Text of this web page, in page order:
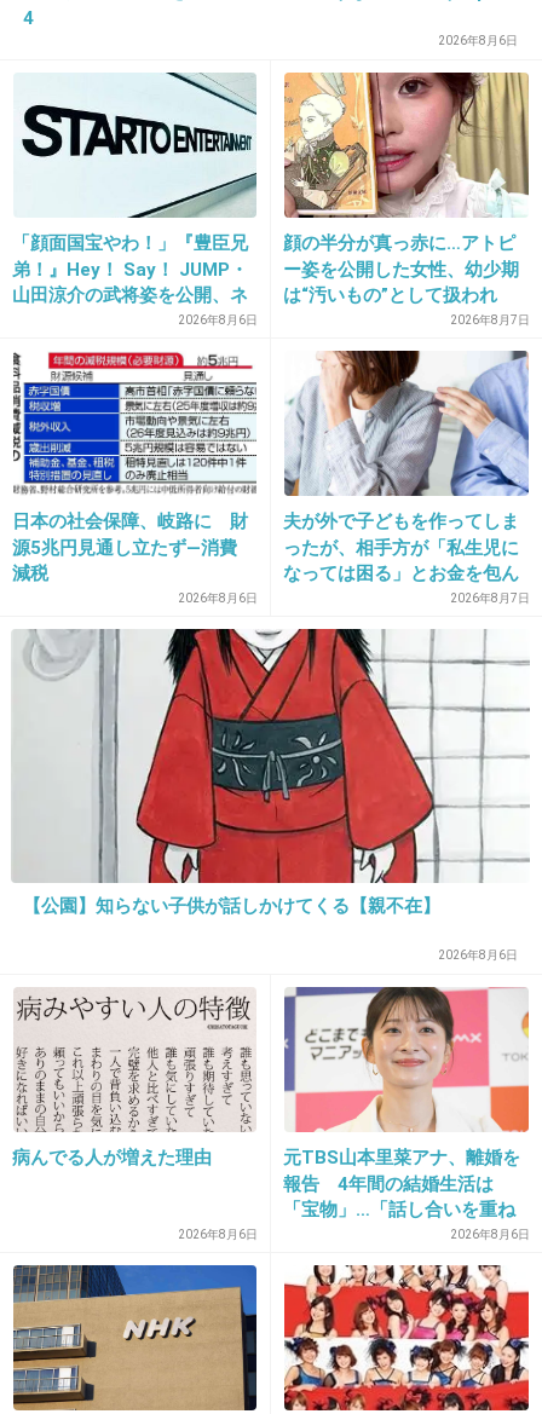
25. 匿名
これくらいにしといたらいいのに
出典：p.twpl.jp
+237
ブスイ
+41 -75
可愛くない
+49 -77
28. 匿名 2013/04/02(火) 22:22:38
すっぴんもメイク後もきゃりーちゃんに勝てない件
+53 -98
2013/04/02(火) 22:23:10
赤はこういう金髪もメイクも似合ってないと思
>>25 みたいな方が断然魅力生かせてる！
+56 -7
30. 匿名2013/04/02(火) 22:23:36
週刊誌に載ってた高校生活満喫中の赤はかわい
出典：momoclogazou.com
4
2026年8月6日
「顔面国宝やわ！」『豊臣兄
弟！』Hey！ Say！ JUMP・
山田涼介の武将姿を公開、ネ
ット歓喜「ビジュ良すぎん」
「こんな美しい秀次は初め
て」
2026年8月6日
顔の半分が真っ赤に…アトピ
ー姿を公開した女性、幼少期
は“汚いもの”として扱われ
「人に触れる行為に罪悪感を
持っていた」
2026年8月7日
日本の社会保障、岐路に 財
源5兆円見通し立たず―消費
減税
2026年8月6日
夫が外で子どもを作ってしま
ったが、相手方が「私生児に
なっては困る」とお金を包ん
で頭を下げに来ても応じず、
晩年まで離婚に応じなかった
親戚の話→「一生復讐にな
る」「これ本人幸せなの？」
2026年8月7日
【公園】知らない子供が話しかけてくる【親不在】
2026年8月6日
病んでる人が増えた理由
2026年8月6日
元TBS山本里菜アナ、離婚を
報告 4年間の結婚生活は
「宝物」…「話し合いを重ね
2026年8月6日